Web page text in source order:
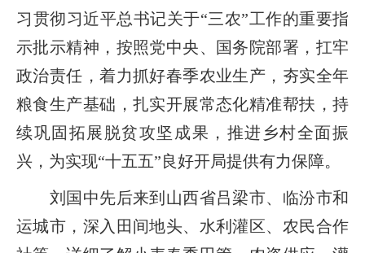
习贯彻习近平总书记关于“三农”工作的重要指
示批示精神，按照党中央、国务院部署，扛牢
政治责任，着力抓好春季农业生产，夯实全年
粮食生产基础，扎实开展常态化精准帮扶，持
续巩固拓展脱贫攻坚成果，推进乡村全面振
兴，为实现“十五五”良好开局提供有力保障。
刘国中先后来到山西省吕梁市、临汾市和
运城市，深入田间地头、水利灌区、农民合作